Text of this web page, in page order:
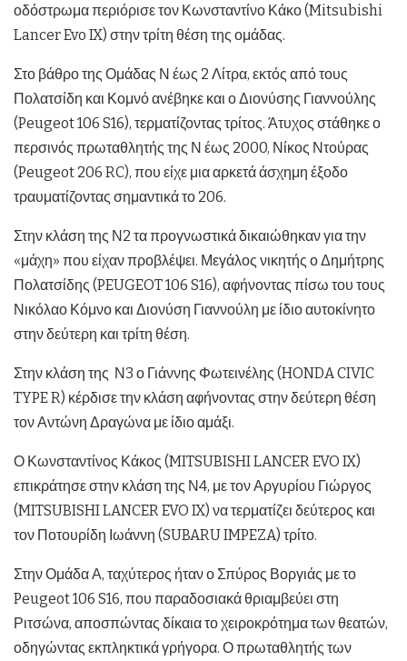
οδόστρωμα περιόρισε τον Κωνσταντίνο Κάκο (Mitsubishi
Lancer Evo IX) στην τρίτη θέση της ομάδας.
Στο βάθρο της Ομάδας Ν έως 2 Λίτρα, εκτός από τους
Πολατσίδη και Κομνό ανέβηκε και ο Διονύσης Γιαννούλης
(Peugeot 106 S16), τερματίζοντας τρίτος. Άτυχος στάθηκε ο
περσινός πρωταθλητής της Ν έως 2000, Νίκος Ντούρας
(Peugeot 206 RC), που είχε μια αρκετά άσχημη έξοδο
τραυματίζοντας σημαντικά το 206.
Στην κλάση της Ν2 τα προγνωστικά δικαιώθηκαν για την
«μάχη» που είχαν προβλέψει. Μεγάλος νικητής ο Δημήτρης
Πολατσίδης (PEUGEOT 106 S16), αφήνοντας πίσω του τους
Νικόλαο Κόμνο και Διονύση Γιαννούλη με ίδιο αυτοκίνητο
στην δεύτερη και τρίτη θέση.
Στην κλάση της Ν3 ο Γιάννης Φωτεινέλης (HONDA CIVIC
TYPE R) κέρδισε την κλάση αφήνοντας στην δεύτερη θέση
τον Αντώνη Δραγώνα με ίδιο αμάξι.
Ο Κωνσταντίνος Κάκος (MITSUBISHI LANCER EVO IX)
επικράτησε στην κλάση της Ν4, με τον Αργυρίου Γιώργος
(MITSUBISHI LANCER EVO IX) να τερματίζει δεύτερος και
τον Ποτουρίδη Ιωάννη (SUBARU IMPEZA) τρίτο.
Στην Ομάδα Α, ταχύτερος ήταν ο Σπύρος Βοργιάς με το
Peugeot 106 S16, που παραδοσιακά θριαμβεύει στη
Ριτσώνα, αποσπώντας δίκαια το χειροκρότημα των θεατών,
οδηγώντας εκπληκτικά γρήγορα. Ο πρωταθλητής των